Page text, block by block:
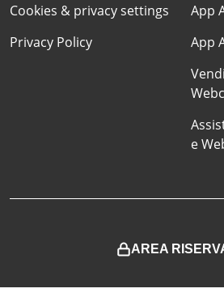
Cookies & privacy settings
Privacy Policy
App
App
e
AREA